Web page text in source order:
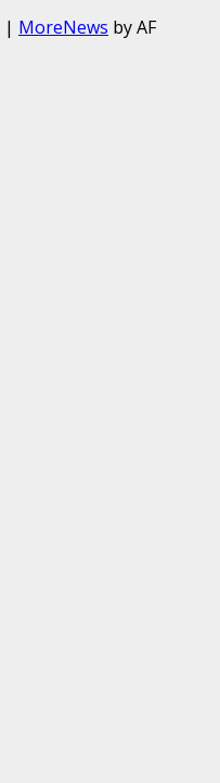
| MoreNews by AF